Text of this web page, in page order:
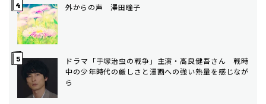
外からの声 澤田瞳子
ドラマ「手塚治虫の戦争」主演・高良健吾さん 戦時
中の少年時代の厳しさと漫画への強い熱量を感じなが
ら